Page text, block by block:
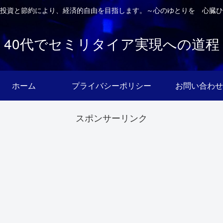
資と節約により、経済的自由を目指します。～心のゆとりを 心臓
40代でセミリタイア実現への道程
ホーム プライバシーポリシー お問い合わせ
スポンサーリンク